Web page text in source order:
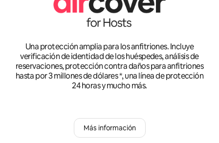
Una protección amplia para los anfitriones. Incluye
verificación de identidad de los huéspedes, análisis de
reservaciones, protección contra daños para anfitriones
hasta por 3 millones de dólares *, una línea de protección
24 horas y mucho más.
Más información